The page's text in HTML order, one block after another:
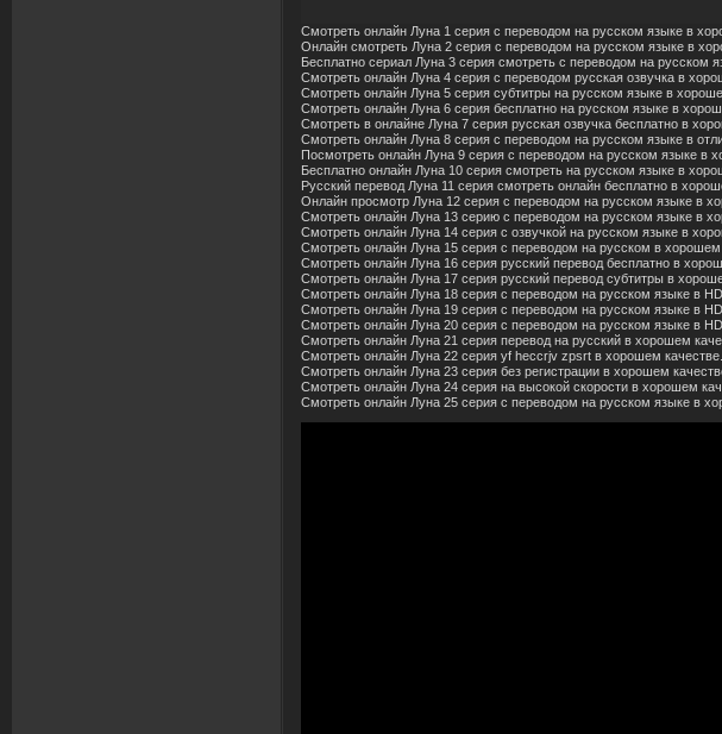
Смотреть онлайн Луна 1 серия с переводом на русском языке в
Онлайн смотреть Луна 2 серия с переводом на русском языке в
Бесплатно сериал Луна 3 серия смотреть с переводом на русском
Смотреть онлайн Луна 4 серия с переводом русская озвучка в
Смотреть онлайн Луна 5 серия субтитры на русском языке в
Смотреть онлайн Луна 6 серия бесплатно на русском языке в
Смотреть в онлайне Луна 7 серия русская озвучка бесплатно в
Смотреть онлайн Луна 8 серия с переводом на русском языке в
Посмотреть онлайн Луна 9 серия с переводом на русском языке в
Бесплатно онлайн Луна 10 серия смотреть на русском языке в
Русский перевод Луна 11 серия смотреть онлайн бесплатно в
Онлайн просмотр Луна 12 серия с переводом на русском языке в
Смотреть онлайн Луна 13 серию с переводом на русском языке в
Смотреть онлайн Луна 14 серия с озвучкой на русском языке в
Смотреть онлайн Луна 15 серия с переводом на русском в хорошем
Смотреть онлайн Луна 16 серия русский перевод бесплатно в
Смотреть онлайн Луна 17 серия русский перевод субтитры в
Смотреть онлайн Луна 18 серия с переводом на русском языке в HD
Смотреть онлайн Луна 19 серия с переводом на русском языке в HD
Смотреть онлайн Луна 20 серия с переводом на русском языке в HD
Смотреть онлайн Луна 21 серия перевод на русский в хорошем
Смотреть онлайн Луна 22 серия yf heccrjv zpsrt в хорошем качестве.
Смотреть онлайн Луна 23 серия без регистрации в хорошем
Смотреть онлайн Луна 24 серия на высокой скорости в хорошем
Смотреть онлайн Луна 25 серия с переводом на русском языке в